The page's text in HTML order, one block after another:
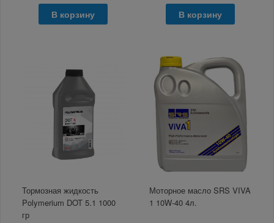
В корзину В корзину
Тормозная жидкость
Polymerium DOT 5.1 1000
гр
Моторное масло SRS VIVA
1 10W-40 4л.